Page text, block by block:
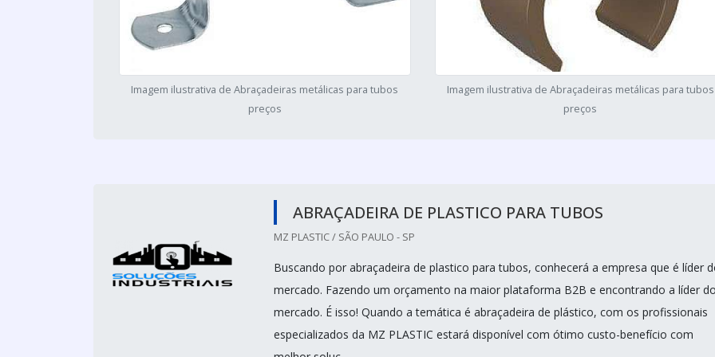
Imagem ilustrativa de Abraçadeiras metálicas para tubos
preços
Imagem ilustrativa de Abraçadeiras metálicas para tubos
preços
ABRAÇADEIRA DE PLASTICO PARA TUBOS
MZ PLASTIC / SÃO PAULO - SP
Buscando por abraçadeira de plastico para tubos, conhecerá a empresa que é líder
mercado. Fazendo um orçamento na maior plataforma B2B e encontrando a líder
mercado. É isso! Quando a temática é abraçadeira de plástico, com os profissionais
especializados da MZ PLASTIC estará disponível com ótimo custo-benefício com